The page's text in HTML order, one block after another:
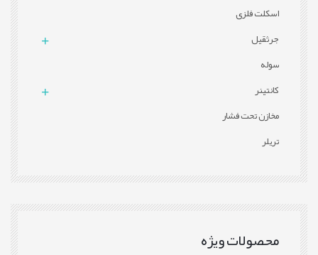
اسکلت فلزی
جرثقیل
سوله
کانتینر
مخازن تحت فشار
تریلر
محصولات ویژه